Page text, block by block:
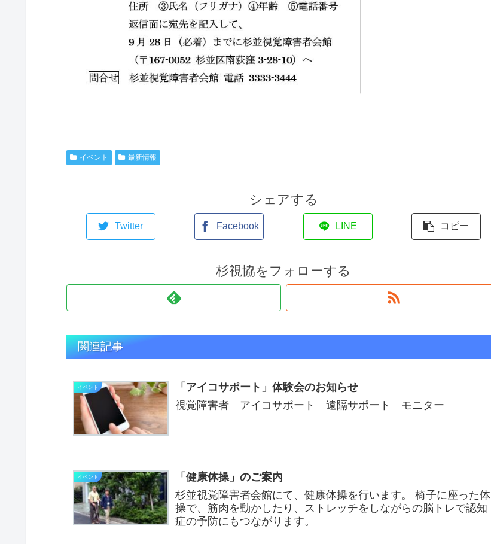
イベント 最新情報
シェアする
Twitter Facebook LINE コピー
杉視協をフォローする
関連記事
イベント
「アイコサポート」体験会のお知らせ
視覚障害者 アイコサポート 遠隔サポート モニター
イベント
「健康体操」のご案内
杉並視覚障害者会館にて、健康体操を行います。 椅子に座った体
操で、筋肉を動かしたり、ストレッチをしながらの脳トレで認知
症の予防にもつながります。